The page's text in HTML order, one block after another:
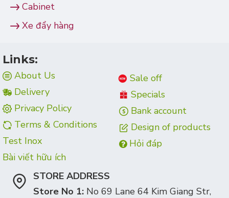
Cabinet
Xe đẩy hàng
Links:
About Us
Delivery
Privacy Policy
Terms & Conditions
Test Inox
Bài viết hữu ích
Sale off
Specials
Bank account
Design of products
Hỏi đáp
STORE ADDRESS
Store No 1: No 69 Lane 64 Kim Giang Str,